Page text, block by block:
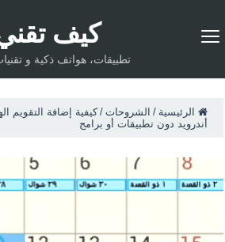
كيف
تطبيقات، هواتف ذكية و
الرئيسية / الشروحات / كيفية إضافة التقويم
أندرويد دون تطبيقات أو برامج